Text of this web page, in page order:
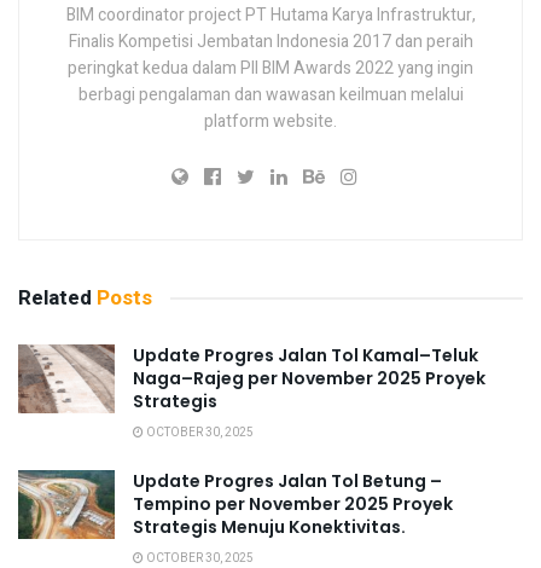
BIM coordinator project PT Hutama Karya Infrastruktur,
Finalis Kompetisi Jembatan Indonesia 2017 dan peraih
peringkat kedua dalam PII BIM Awards 2022 yang ingin
berbagi pengalaman dan wawasan keilmuan melalui
platform website.
Related Posts
Update Progres Jalan Tol Kamal–Teluk
Naga–Rajeg per November 2025 Proyek
Strategis
OCTOBER 30, 2025
Update Progres Jalan Tol Betung –
Tempino per November 2025 Proyek
Strategis Menuju Konektivitas.
OCTOBER 30, 2025